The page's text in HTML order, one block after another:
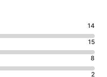
14
15
8
2